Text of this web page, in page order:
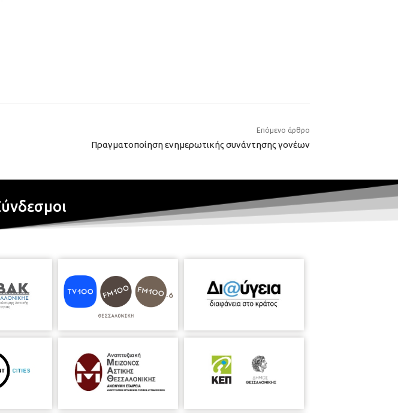
Επόμενο άρθρο
Πραγματοποίηση ενημερωτικής συνάντησης γονέων